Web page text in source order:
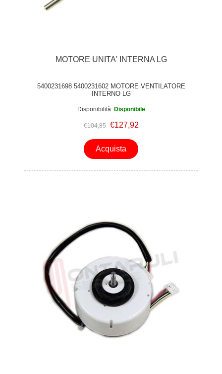
MOTORE UNITA' INTERNA LG
5400231698 5400231602 MOTORE VENTILATORE
INTERNO LG
Disponibilità: Disponibile
€104,85 €127,92
Acquista